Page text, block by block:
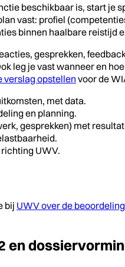
beschikbaar is, start je
vast: profiel
binnen haalbare reistijd
gesprekken,
leg je vast wanneer en
verslag opstellenvoor de
met data.
en planning.
gesprekken) met
UWV.
bij UWV over de
en